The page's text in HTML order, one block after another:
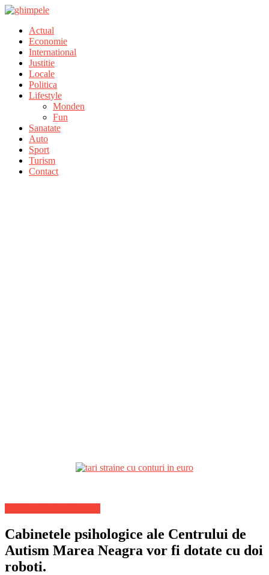
Actual
Economie
International
Justitie
Locale
Politica
Lifestyle
Monden
Fun
Sanatate
Auto
Sport
Turism
Contact
Cabinetele psihologice ale Centrului de
Autism Marea Neagra vor fi dotate cu doi
roboti.